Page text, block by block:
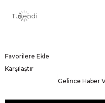
Tükendi
Favorilere Ekle
Karşılaştır
Gelince Haber